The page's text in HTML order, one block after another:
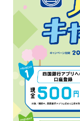
クレジットカード
サービス一覧